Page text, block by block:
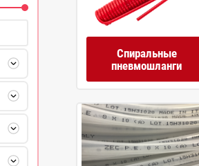
Спиральные
пневмошланги